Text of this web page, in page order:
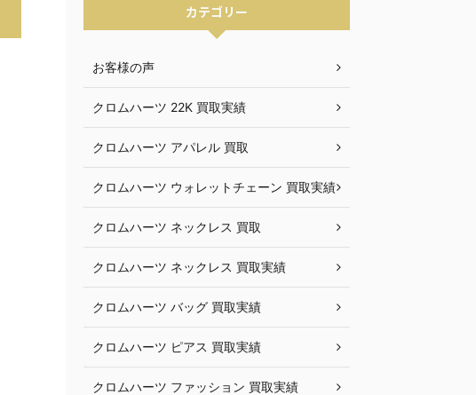
カテゴリー
お客様の声
クロムハーツ 22K 買取実績
クロムハーツ アパレル 買取
クロムハーツ ウォレットチェーン 買取実績
クロムハーツ ネックレス 買取
クロムハーツ ネックレス 買取実績
クロムハーツ バッグ 買取実績
クロムハーツ ピアス 買取実績
クロムハーツ ファッション 買取実績